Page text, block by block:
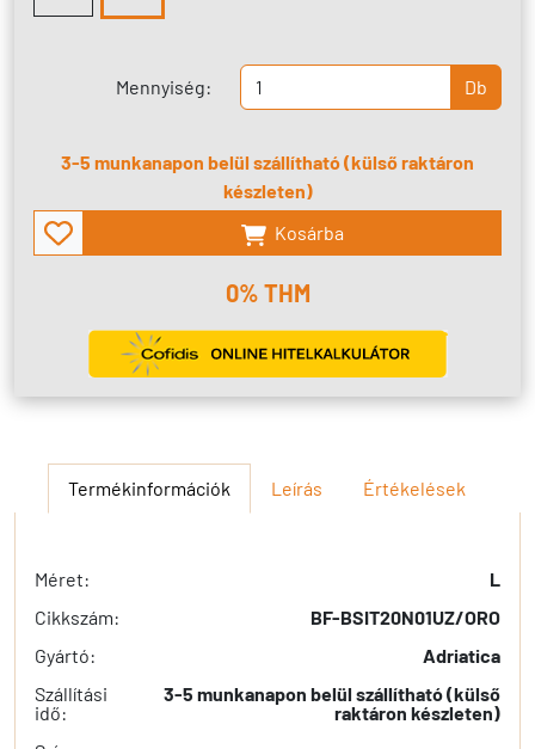
Mennyiség: Db
3-5 munkanapon belül szállítható (külső raktáron
készleten)
Kosárba
0% THM
Termékinformációk Leírás Értékelések
Méret:
L
Cikkszám:
BF-BSIT20N01UZ/ORO
Gyártó:
Adriatica
Szállítási
idő:
3-5 munkanapon belül szállítható (külső
raktáron készleten)